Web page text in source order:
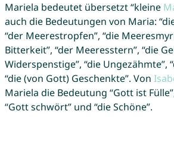
Mariela bedeutet übersetzt “kleine
auch die Bedeutungen von Maria:
“der Meerestropfen”, “die
Bitterkeit”, “der Meeresstern”, “die
Widerspenstige”, “die Ungezähmte”,
“die (von Gott) Geschenkte”. Von
Mariela die Bedeutung “Gott ist
“Gott schwört” und “die Schöne”.